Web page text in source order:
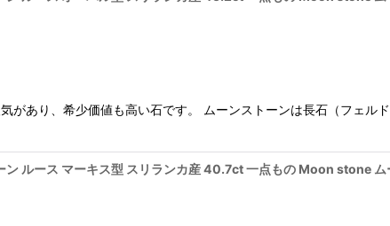
があり、希少価値も高い石です。 ムーンストーンは長石（フェル
ン ルース マーキス型 スリランカ産 40.7ct 一点もの Moon stone